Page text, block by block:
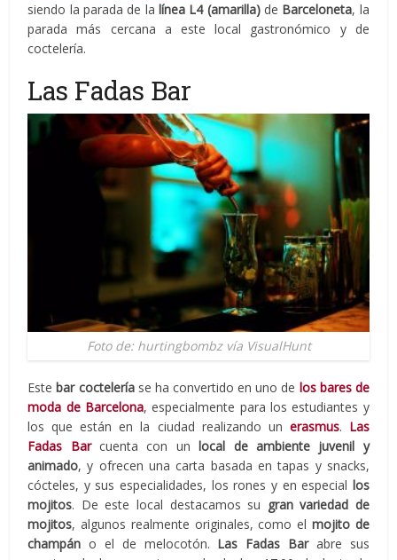
siendo la parada de la línea L4 (amarilla)de Barceloneta, la
parada más cercana a este local gastronómico y de
coctelería.
Las Fadas Bar
Foto de: hurtingbombz vía VisualHunt
Estebar cocteleríase ha convertido en uno de los bares de
moda de Barcelona, especialmente para los estudiantes y
los que están en la ciudad realizando un erasmus. Las
Fadas Barcuenta con unlocal de ambiente juvenil y
animado, y ofrecen una carta basada en tapas y snacks,
cócteles, y sus especialidades, los rones y en especial los
mojitos. De este local destacamos su gran variedad de
mojitos, algunos realmente originales, como el mojito de
champán o el de melocotón. Las Fadas Barabre sus